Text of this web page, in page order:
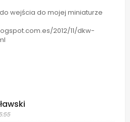
wejścia do mojej miniaturze
2012/11/dkw-